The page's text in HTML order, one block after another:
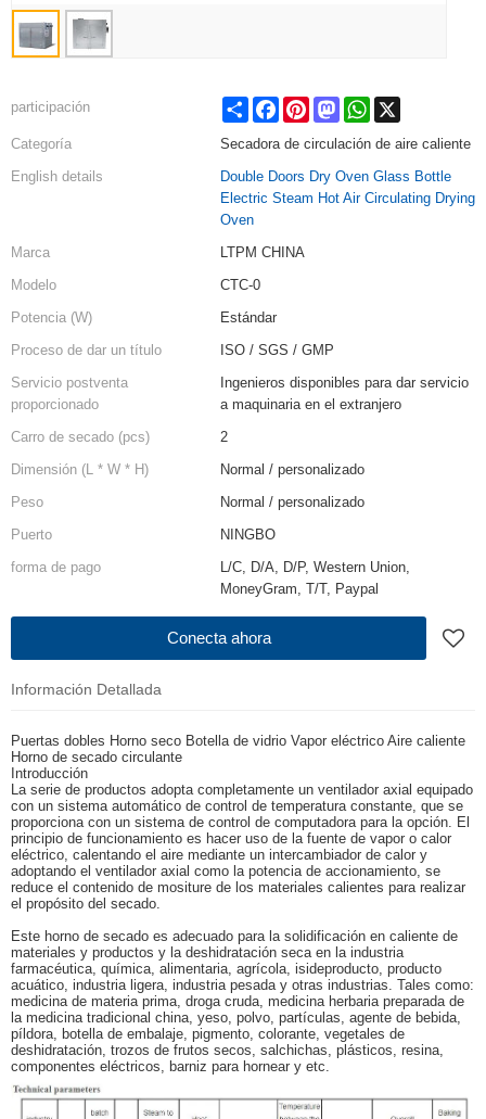
participación Share FacebookPinterestMastodonWhatsApp
Categoría
Secadora de circulación de aire caliente
English details
Double Doors Dry Oven Glass Bottle
Electric Steam Hot Air Circulating Drying
Oven
Marca
LTPM CHINA
Modelo
CTC-0
Potencia (W)
Estándar
Proceso de dar un título
ISO / SGS / GMP
Servicio postventa
proporcionado
Ingenieros disponibles para dar servicio
a maquinaria en el extranjero
Carro de secado (pcs)
2
Dimensión (L * W * H)
Normal / personalizado
Peso
Normal / personalizado
Puerto
NINGBO
forma de pago
L/C, D/A, D/P, Western Union,
MoneyGram, T/T, Paypal
Conecta ahora
Información Detallada
Puertas dobles Horno seco Botella de vidrio Vapor eléctrico Aire caliente
Horno de secado circulante
Introducción
La serie de productos adopta completamente un ventilador axial equipado
con un sistema automático de control de temperatura constante, que se
proporciona con un sistema de control de computadora para la opción. El
principio de funcionamiento es hacer uso de la fuente de vapor o calor
eléctrico, calentando el aire mediante un intercambiador de calor y
adoptando el ventilador axial como la potencia de accionamiento, se
reduce el contenido de mositure de los materiales calientes para realizar
el propósito del secado.
Este horno de secado es adecuado para la solidificación en caliente de
materiales y productos y la deshidratación seca en la industria
farmacéutica, química, alimentaria, agrícola, isideproducto, producto
acuático, industria ligera, industria pesada y otras industrias. Tales como:
medicina de materia prima, droga cruda, medicina herbaria preparada de
la medicina tradicional china, yeso, polvo, partículas, agente de bebida,
píldora, botella de embalaje, pigmento, colorante, vegetales de
deshidratación, trozos de frutos secos, salchichas, plásticos, resina,
componentes eléctricos, barniz para hornear y etc.